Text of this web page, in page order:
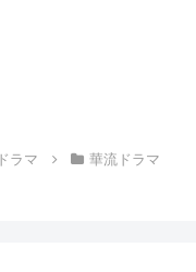
ラマ 華流ドラマ